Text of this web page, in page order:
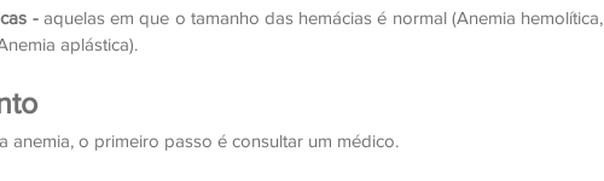
- aquelas em que o tamanho das hemácias é normal (Anemia hemolítica,
aplástica).
anemia, o primeiro passo é consultar um médico.